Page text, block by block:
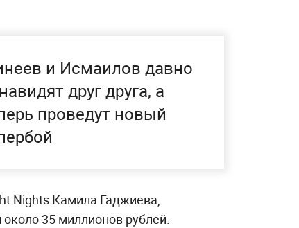
и Исмаилов давно
друг друга, а
проведут новый
Nights Камила Гаджиева,
35 миллионов рублей.